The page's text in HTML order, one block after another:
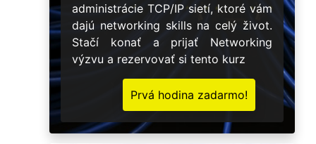
administrácie TCP/IP sietí, ktoré vám
dajú networking skills na celý život.
Stačí konať a prijať Networking
výzvu a rezervovať si tento kurz
Prvá hodina zadarmo!